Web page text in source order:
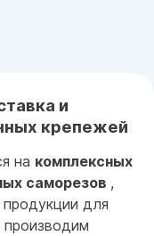
и
крепежей
на комплексных
саморезов ,
для